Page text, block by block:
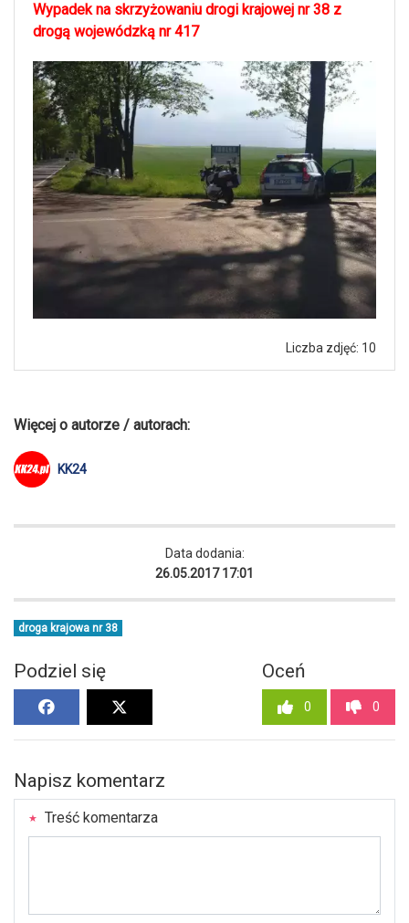
Wypadek na skrzyżowaniu drogi krajowej nr 38 z
drogą wojewódzką nr 417
Liczba zdjęć: 10
Więcej o autorze / autorach:
KK24
Data dodania:
26.05.2017 17:01
droga krajowa nr 38
Podziel się Oceń
0 0
Napisz komentarz
Treść komentarza